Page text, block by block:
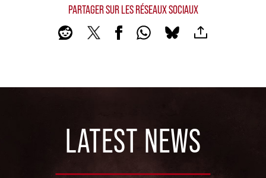
PARTAGER SUR LES RÉSEAUX SOCIAUX
LATEST NEWS